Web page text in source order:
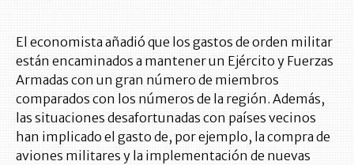
El economista añadió que los gastos de orden militar
están encaminados a mantener un Ejército y Fuerzas
Armadas con un gran número de miembros
comparados con los números de la región. Además,
las situaciones desafortunadas con países vecinos
han implicado el gasto de, por ejemplo, la compra de
aviones militares y la implementación de nuevas